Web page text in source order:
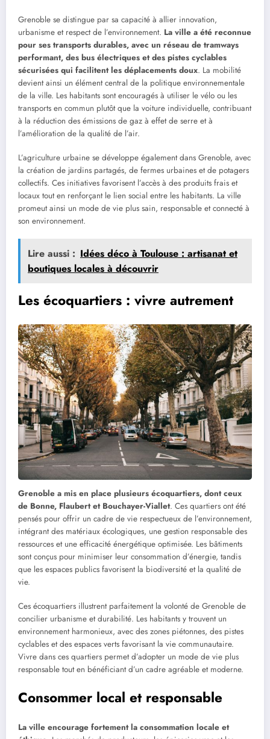
Grenoble se distingue par sa capacité à allier innovation,
urbanisme et respect de l’environnement. La ville a été reconnue
pour ses transports durables, avec un réseau de tramways
performant, des bus électriques et des pistes cyclables
sécurisées qui facilitent les déplacements doux. La mobilité
devient ainsi un élément central de la politique environnementale
de la ville. Les habitants sont encouragés à utiliser le vélo ou les
transports en commun plutôt que la voiture individuelle, contribuant
à la réduction des émissions de gaz à effet de serre et à
l’amélioration de la qualité de l’air.
L’agriculture urbaine se développe également dans Grenoble, avec
la création de jardins partagés, de fermes urbaines et de potagers
collectifs. Ces initiatives favorisent l’accès à des produits frais et
locaux tout en renforçant le lien social entre les habitants. La ville
promeut ainsi un mode de vie plus sain, responsable et connecté à
son environnement.
Lire aussi : Idées déco à Toulouse : artisanat et
boutiques locales à découvrir
Les écoquartiers : vivre autrement
Grenoble a mis en place plusieurs écoquartiers, dont ceux
de Bonne, Flaubert et Bouchayer-Viallet. Ces quartiers ont été
pensés pour offrir un cadre de vie respectueux de l’environnement,
intégrant des matériaux écologiques, une gestion responsable des
ressources et une efficacité énergétique optimisée. Les bâtiments
sont conçus pour minimiser leur consommation d’énergie, tandis
que les espaces publics favorisent la biodiversité et la qualité de
vie.
Ces écoquartiers illustrent parfaitement la volonté de Grenoble de
concilier urbanisme et durabilité. Les habitants y trouvent un
environnement harmonieux, avec des zones piétonnes, des pistes
cyclables et des espaces verts favorisant la vie communautaire.
Vivre dans ces quartiers permet d’adopter un mode de vie plus
responsable tout en bénéficiant d’un cadre agréable et moderne.
Consommer local et responsable
La ville encourage fortement la consommation locale et